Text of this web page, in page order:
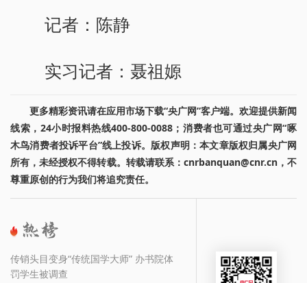
记者：陈静
实习记者：聂祖嫄
更多精彩资讯请在应用市场下载“央广网”客户端。欢迎提供新闻
线索，24小时报料热线400-800-0088；消费者也可通过央广网“啄
木鸟消费者投诉平台”线上投诉。版权声明：本文章版权归属央广网
所有，未经授权不得转载。转载请联系：cnrbanquan@cnr.cn，不
尊重原创的行为我们将追究责任。
传销头目变身“传统国学大师” 办书院体
罚学生被调查